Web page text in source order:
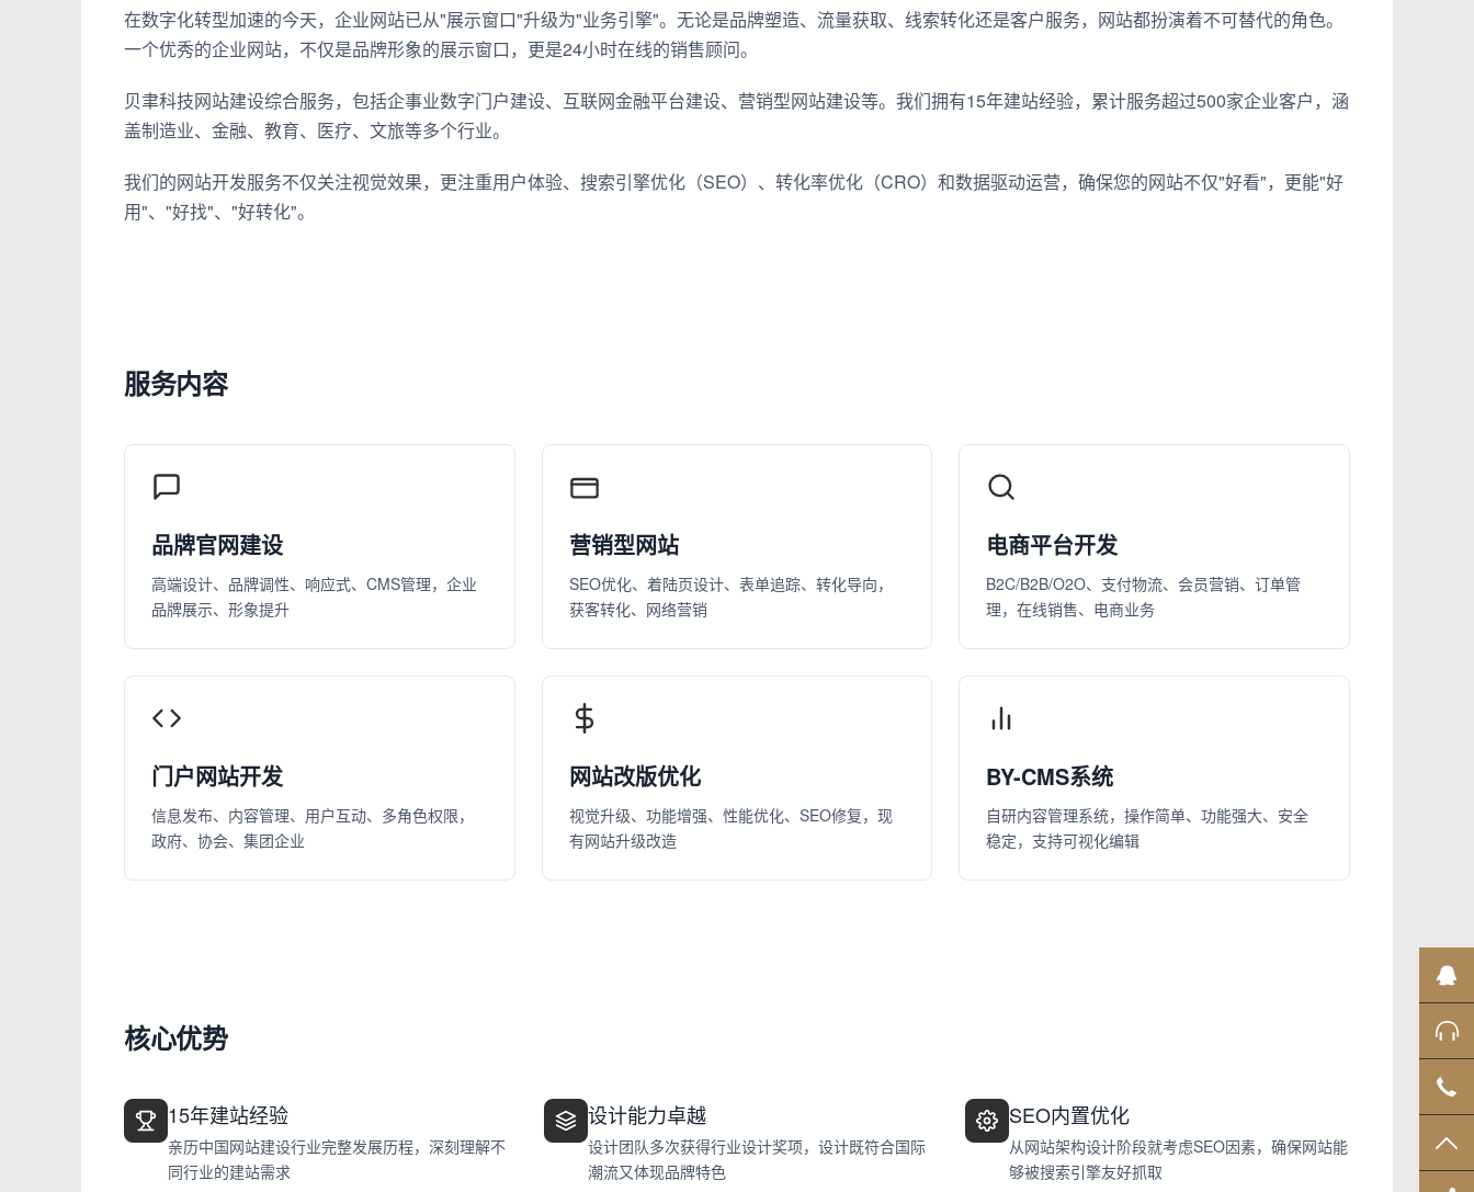
在数字化转型加速的今天，企业网站已从"展示窗口"升级为"业务引擎"。无论是品牌塑造、流量获取、线索转化还是客户服务，网站都扮演着不可替代的角色。
一个优秀的企业网站，不仅是品牌形象的展示窗口，更是24小时在线的销售顾问。
贝聿科技网站建设综合服务，包括企事业数字门户建设、互联网金融平台建设、营销型网站建设等。我们拥有15年建站经验，累计服务超过500家企业客户，涵
盖制造业、金融、教育、医疗、文旅等多个行业。
我们的网站开发服务不仅关注视觉效果，更注重用户体验、搜索引擎优化（SEO）、转化率优化（CRO）和数据驱动运营，确保您的网站不仅"好看"，更能"好
用"、"好找"、"好转化"。
服务内容
品牌官网建设
高端设计、品牌调性、响应式、CMS管理，企业
品牌展示、形象提升
营销型网站
SEO优化、着陆页设计、表单追踪、转化导向，
获客转化、网络营销
电商平台开发
B2C/B2B/O2O、支付物流、会员营销、订单管
理，在线销售、电商业务
门户网站开发
信息发布、内容管理、用户互动、多角色权限，
政府、协会、集团企业
网站改版优化
视觉升级、功能增强、性能优化、SEO修复，现
有网站升级改造
BY-CMS系统
自研内容管理系统，操作简单、功能强大、安全
稳定，支持可视化编辑
核心优势
15年建站经验
亲历中国网站建设行业完整发展历程，深刻理解不
同行业的建站需求
设计能力卓越
设计团队多次获得行业设计奖项，设计既符合国际
潮流又体现品牌特色
SEO内置优化
从网站架构设计阶段就考虑SEO因素，确保网站能
够被搜索引擎友好抓取
业
售